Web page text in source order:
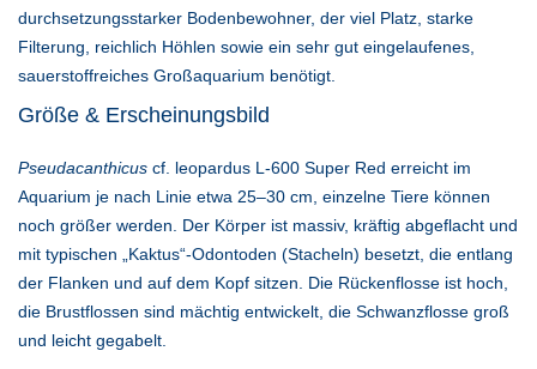
durchsetzungsstarker Bodenbewohner, der viel Platz, starke
Filterung, reichlich Höhlen sowie ein sehr gut eingelaufenes,
sauerstoffreiches Großaquarium benötigt.
Größe & Erscheinungsbild
Pseudacanthicus cf. leopardus L-600 Super Red erreicht im
Aquarium je nach Linie etwa 25–30 cm, einzelne Tiere können
noch größer werden. Der Körper ist massiv, kräftig abgeflacht und
mit typischen „Kaktus“-Odontoden (Stacheln) besetzt, die entlang
der Flanken und auf dem Kopf sitzen. Die Rückenflosse ist hoch,
die Brustflossen sind mächtig entwickelt, die Schwanzflosse groß
und leicht gegabelt.